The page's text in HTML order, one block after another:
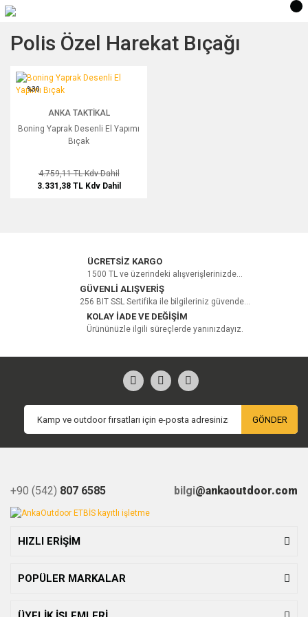
Polis Özel Harekat Bıçağı
Boning Yaprak Desenli El Yapımı Bıçak
%30
ANKA TAKTIKAL
Boning Yaprak Desenli El Yapımı
Bıçak
4.759,11 TLKdv Dahil
3.331,38 TL Kdv Dahil
ÜCRETSİZ KARGO
1500 TL ve üzerindeki alışverişlerinizde...
GÜVENLİ ALIŞVERİŞ
256 BIT SSL Sertifika ile bilgileriniz güvende...
KOLAY İADE VE DEĞİŞİM
Ürününüzle ilgili süreçlerde yanınızdayız.
GÖNDER
+90 (542) 807 6585 bilgi@ankaoutdoor.com
HIZLI ERİŞİM
POPÜLER MARKALAR